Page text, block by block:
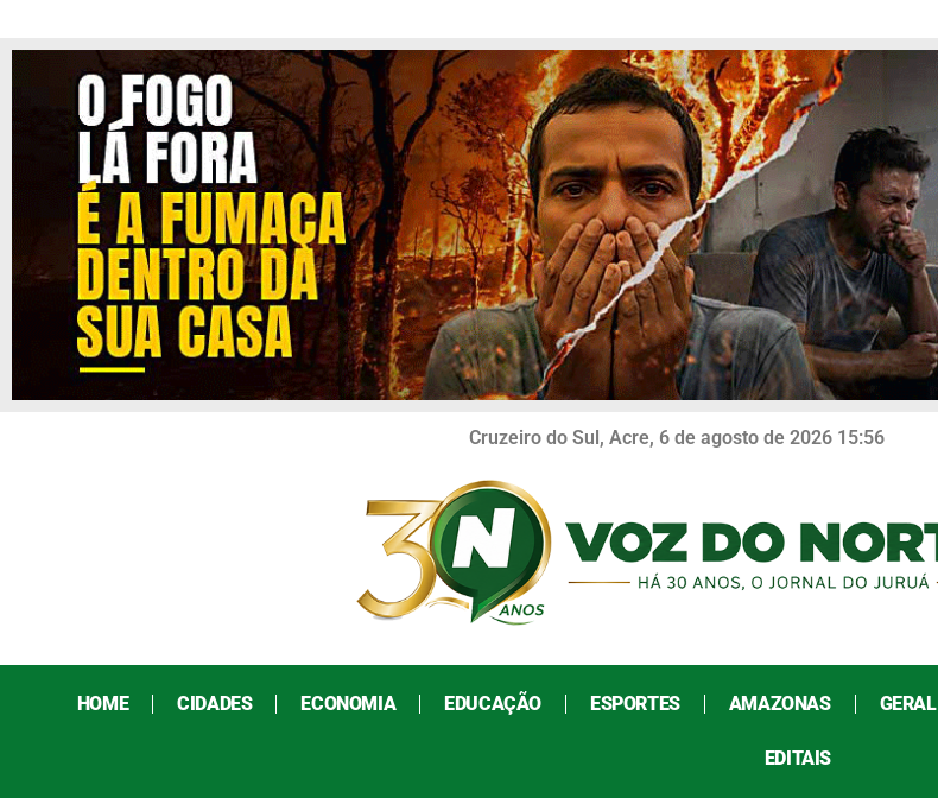
Cruzeiro do Sul, Acre, 6 de agosto de 2026 15:56
HOME CIDADES ECONOMIA EDUCAÇÃO ESPORTES AMAZONAS GERAL
EDITAIS